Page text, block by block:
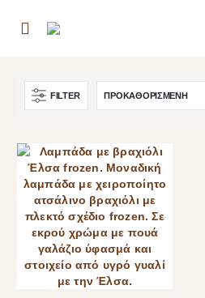
FILTER